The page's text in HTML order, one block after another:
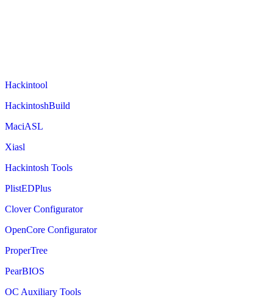
Hackintool
HackintoshBuild
MaciASL
Xiasl
Hackintosh Tools
PlistEDPlus
Clover Configurator
OpenCore Configurator
ProperTree
PearBIOS
OC Auxiliary Tools